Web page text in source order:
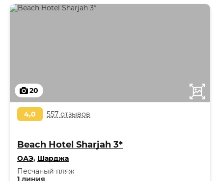
20
4,0 557 отзывов
Beach Hotel Sharjah 3*
ОАЭ, Шарджа
1 линия
Песчаный пляж